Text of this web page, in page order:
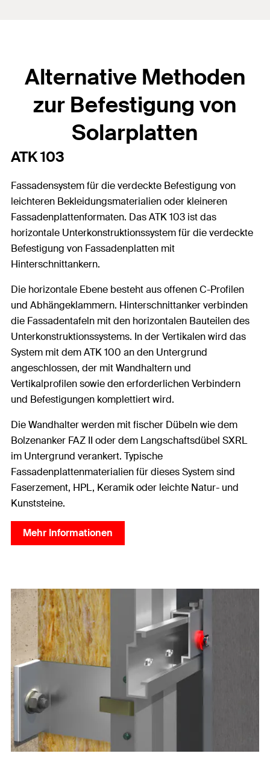
Alternative Methoden
zur Befestigung von
Solarplatten
ATK 103
Fassadensystem für die verdeckte Befestigung von
leichteren Bekleidungsmaterialien oder kleineren
Fassadenplattenformaten. Das ATK 103 ist das
horizontale Unterkonstruktionssystem für die verdeckte
Befestigung von Fassadenplatten mit
Hinterschnittankern.
Die horizontale Ebene besteht aus offenen C-Profilen
und Abhängeklammern. Hinterschnittanker verbinden
die Fassadentafeln mit den horizontalen Bauteilen des
Unterkonstruktionssystems. In der Vertikalen wird das
System mit dem ATK 100 an den Untergrund
angeschlossen, der mit Wandhaltern und
Vertikalprofilen sowie den erforderlichen Verbindern
und Befestigungen komplettiert wird.
Die Wandhalter werden mit fischer Dübeln wie dem
Bolzenanker FAZ II oder dem Langschaftsdübel SXRL
im Untergrund verankert. Typische
Fassadenplattenmaterialien für dieses System sind
Faserzement, HPL, Keramik oder leichte Natur- und
Kunststeine.
Mehr Informationen